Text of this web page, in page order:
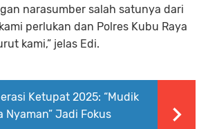
narasumber salah satunya dari
perlukan dan Polres Kubu Raya
kami,” jelas Edi.
Ketupat 2025: “Mudik
Nyaman” Jadi Fokus